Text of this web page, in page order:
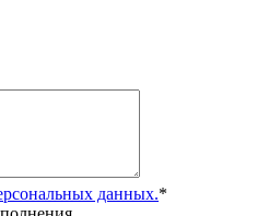
данных.*